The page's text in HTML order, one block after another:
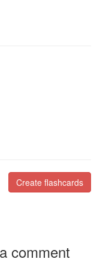
Create flashcards
comment